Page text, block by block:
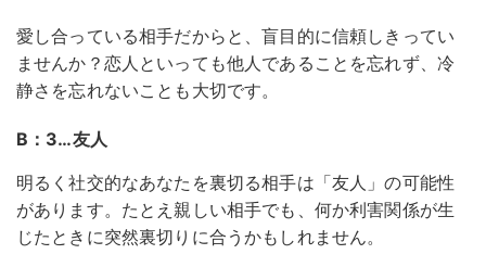
愛し合っている相手だからと、盲目的に信頼しきってい
ませんか？恋人といっても他人であることを忘れず、冷
静さを忘れないことも大切です。
B：3…友人
明るく社交的なあなたを裏切る相手は「友人」の可能性
があります。たとえ親しい相手でも、何か利害関係が生
じたときに突然裏切りに合うかもしれません。